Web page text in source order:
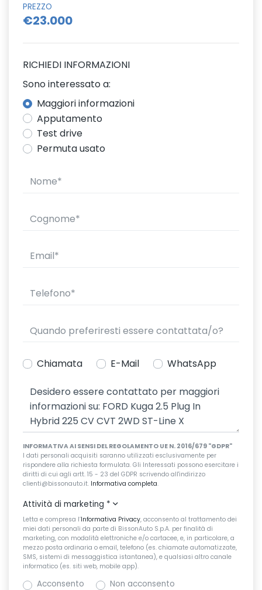
PREZZO
€23.000
RICHIEDI INFORMAZIONI
Sono interessato a:
Maggiori informazioni
Apputamento
Test drive
Permuta usato
Chiamata E-Mail WhatsApp
INFORMATIVA AI SENSI DEL REGOLAMENTO UE N. 2016/679 "GDPR"
I dati personali acquisiti saranno utilizzati esclusivamente per
rispondere alla richiesta formulata. Gli Interessati possono esercitare i
diritti di cui agli artt. 15 - 23 del GDPR scrivendo all'indirizzo
clienti@bissonauto.it. Informativa completa.
Attività di marketing *
Letta e compresa l’Informativa Privacy, acconsento al trattamento dei
miei dati personali da parte di BissonAuto S.p.A. per finalità di
marketing, con modalità elettroniche e/o cartacee, e, in particolare, a
mezzo posta ordinaria o email, telefono (es. chiamate automatizzate,
SMS, sistemi di messaggistica istantanea), e qualsiasi altro canale
informatico (es. siti web, mobile app).
Acconsento Non acconsento